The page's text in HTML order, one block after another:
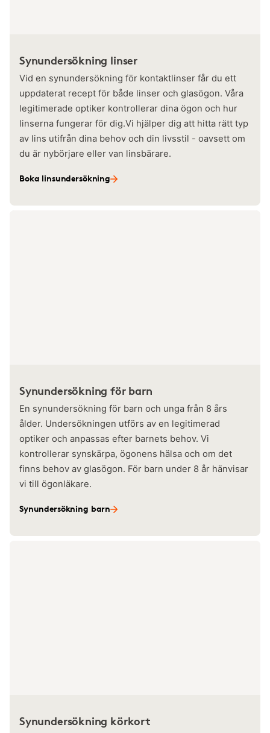
Synundersökning linser
Vid en synundersökning för kontaktlinser får du ett
uppdaterat recept för både linser och glasögon. Våra
legitimerade optiker kontrollerar dina ögon och hur
linserna fungerar för dig.Vi hjälper dig att hitta rätt typ
av lins utifrån dina behov och din livsstil - oavsett om
du är nybörjare eller van linsbärare.
Boka linsundersökning
Synundersökning för barn
En synundersökning för barn och unga från 8 års
ålder. Undersökningen utförs av en legitimerad
optiker och anpassas efter barnets behov. Vi
kontrollerar synskärpa, ögonens hälsa och om det
finns behov av glasögon. För barn under 8 år hänvisar
vi till ögonläkare.
Synundersökning barn
Synundersökning körkort